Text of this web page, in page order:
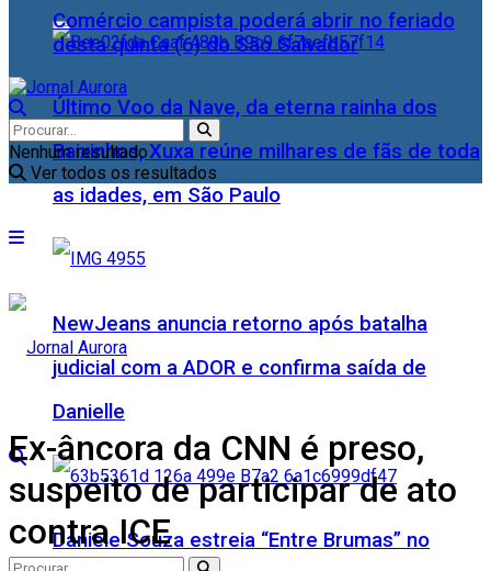
Último Voo da Nave, da eterna rainha dos
Baixinhos, Xuxa reúne milhares de fãs de toda
as idades, em São Paulo
NewJeans anuncia retorno após batalha
judicial com a ADOR e confirma saída de
Danielle
Daniele Souza estreia “Entre Brumas” no
Comércio campista poderá abrir no feriado
desta quinta (6) do São Salvador
Nenhum resultado
Ver todos os resultados
Ex-âncora da CNN é preso,
suspeito de participar de ato
contra ICE